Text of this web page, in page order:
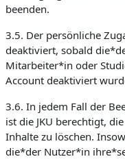
beenden.
3.5. Der persönliche
deaktiviert, sobald
Mitarbeiter*in oder
Account deaktiviert
3.6. In jedem Fall der
ist die JKU berechtigt,
Inhalte zu löschen.
die*der Nutzer*in